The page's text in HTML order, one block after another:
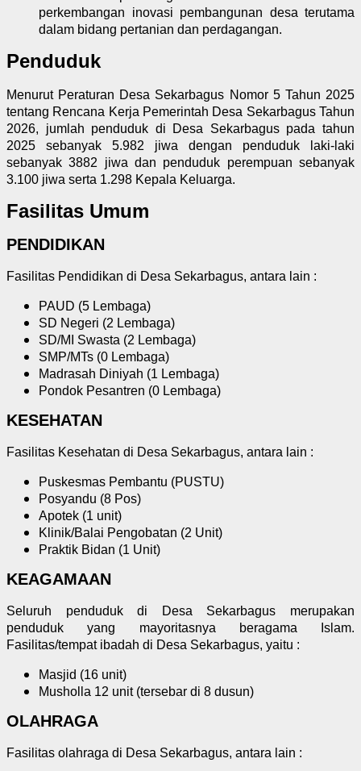
perkembangan inovasi pembangunan desa terutama
dalam bidang pertanian dan perdagangan.
Penduduk
Menurut Peraturan Desa Sekarbagus Nomor 5 Tahun 2025
tentang Rencana Kerja Pemerintah Desa Sekarbagus Tahun
2026, jumlah penduduk di Desa Sekarbagus pada tahun
2025 sebanyak 5.982 jiwa dengan penduduk laki-laki
sebanyak 3882 jiwa dan penduduk perempuan sebanyak
3.100 jiwa serta 1.298 Kepala Keluarga.
Fasilitas Umum
PENDIDIKAN
Fasilitas Pendidikan di Desa Sekarbagus, antara lain :
PAUD (5 Lembaga)
SD Negeri (2 Lembaga)
SD/MI Swasta (2 Lembaga)
SMP/MTs (0 Lembaga)
Madrasah Diniyah (1 Lembaga)
Pondok Pesantren (0 Lembaga)
KESEHATAN
Fasilitas Kesehatan di Desa Sekarbagus, antara lain :
Puskesmas Pembantu (PUSTU)
Posyandu (8 Pos)
Apotek (1 unit)
Klinik/Balai Pengobatan (2 Unit)
Praktik Bidan (1 Unit)
KEAGAMAAN
Seluruh penduduk di Desa Sekarbagus merupakan
penduduk yang mayoritasnya beragama Islam.
Fasilitas/tempat ibadah di Desa Sekarbagus, yaitu :
Masjid (16 unit)
Musholla 12 unit (tersebar di 8 dusun)
OLAHRAGA
Fasilitas olahraga di Desa Sekarbagus, antara lain :